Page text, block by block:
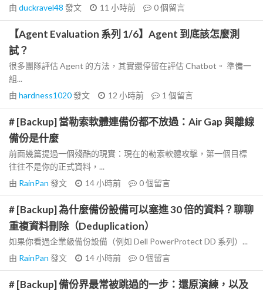
由 duckravel48 發文 11 小時前 0個留言
【Agent Evaluation 系列 1/6】Agent 到底該怎麼測
試？
很多團隊評估 Agent 的方法，其實還停留在評估 Chatbot。 準備一
組...
由 hardness1020發文 12 小時前 1 個留言
# [Backup] 當勒索軟體連備份都不放過：Air Gap 與離線
備份是什麼
前面幾篇提過一個殘酷的現實：現在的勒索軟體攻擊，第一個目標
往往不是你的正式資料，...
由 RainPan 發文 14 小時前 0個留言
# [Backup] 為什麼備份設備可以塞進 30 倍的資料？聊聊
重複資料刪除（Deduplication）
如果你看過企業級備份設備（例如 Dell PowerProtect DD 系列）...
由 RainPan 發文 14 小時前 0個留言
# [Backup] 備份界最常被跳過的一步：還原演練，以及